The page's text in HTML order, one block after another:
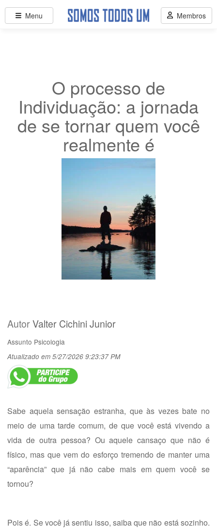
O processo de
Individuação: a jornada
de se tornar quem você
realmente é
AutorValter Cichini Junior
Assunto Psicologia
Atualizado em 5/27/2026 9:23:37 PM
Sabe aquela sensação estranha, que às vezes bate no
meio de uma tarde comum, de que você está vivendo a
vida de outra pessoa? Ou aquele cansaço que não é
físico, mas que vem do esforço tremendo de manter uma
“aparência” que já não cabe mais em quem você se
tornou?
Pois é. Se você já sentiu isso, saiba que não está sozinho.
Menu Membros